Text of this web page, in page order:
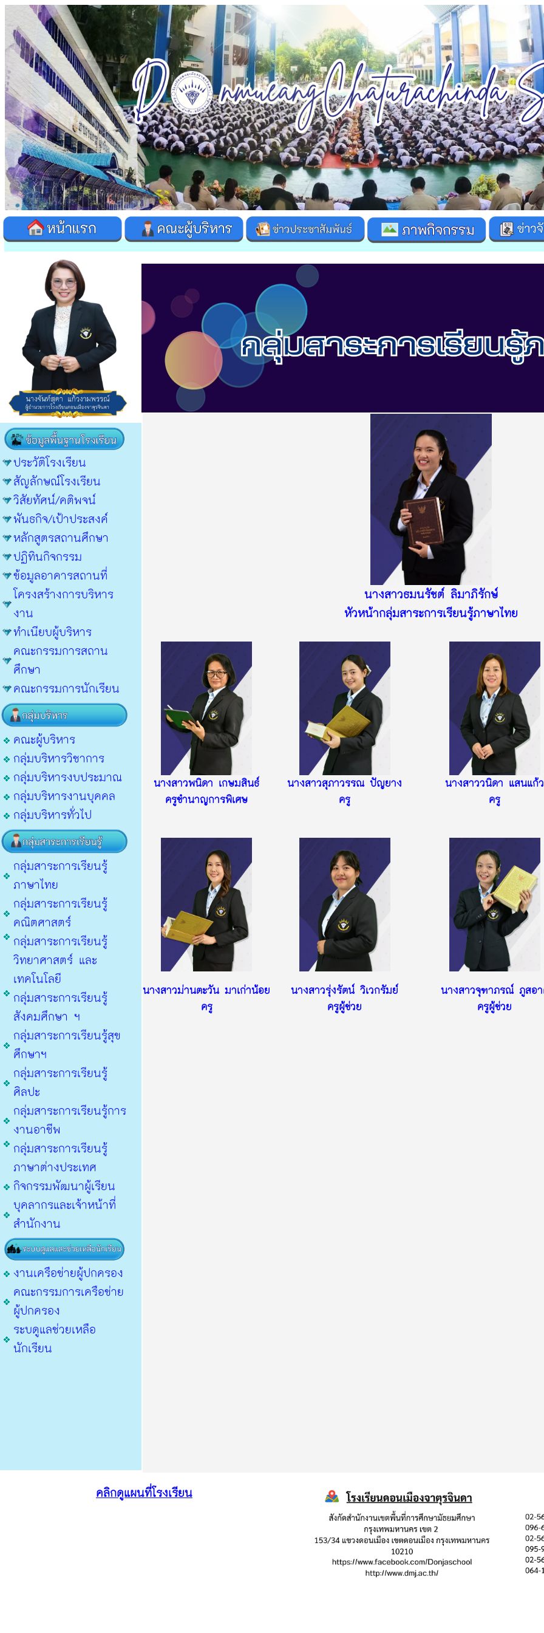
คลิกดูแผนที่โรงเรียน
นางสาวธมนรัชต์ ลิมาภิรักษ์
หัวหน้ากลุ่มสาระการเรียนรู้ภาษาไทย
นางสาวพนิดา เกษมสินธ์ นางสาวสุภาวรรณ ปัญยาง
นางสาววนิดา แสนแก้ว
ครูชำนาญการพิเศษ
ครู ครู
นางสาวม่านตะวัน มาเก่าน้อย นางสาวรุ่งรัตน์ วิเวกรัมย์
นางสาวจุฑาภรณ์ ภูสอ
ครู
ครูผู้ช่วย ครูผู้ช่วย
ประวัติโรงเรียน
สัญลักษณ์โรงเรียน
วิสัยทัศน์/คติพจน์
พันธกิจ/เป้าประสงค์
หลักสูตรสถานศึกษา
ปฏิทินกิจกรรม
ข้อมูลอาคารสถานที่
โครงสร้างการบริหาร
งาน
ทำเนียบผู้บริหาร
คณะกรรมการสถาน
ศึกษา
คณะกรรมการนักเรียน
คณะผู้บริหาร
กลุ่มบริหารวิชาการ
กลุ่มบริหารงบประมาณ
กลุ่มบริหารงานบุคคล
กลุ่มบริหารทั่วไป
กลุ่มสาระการเรียนรู้
ภาษาไทย
กลุ่มสาระการเรียนรู้
คณิตศาสตร
กลุ่มสาระการเรียนรู้
วิทยาศาสตร์ และ
เทคโนโลยี
กลุ่มสาระการเรียนรู้
สังคมศึกษา ฯ
กลุ่มสาระการเรียนรู้สุข
ศึกษาฯ
กลุ่มสาระการเรียนรู้
ศิลปะ
กลุ่มสาระการเรียนรู้การ
งานอาชีพ
กลุ่มสาระการเรียนรู้
ภาษาต่างประเทศ
กิจกรรมพัฒนาผู้เรียน
บุคลากรและเจ้าหน้าที่
สำนักงาน
งานเครือข่ายผู้ปกครอง
คณะกรรมการเครือข่าย
ผู้ปกครอง
ระบดูแลช่วยเหลือ
นักเรียน